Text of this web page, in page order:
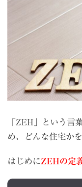
「ZEH」という言
め、どんな住宅か
はじめにZEHの定